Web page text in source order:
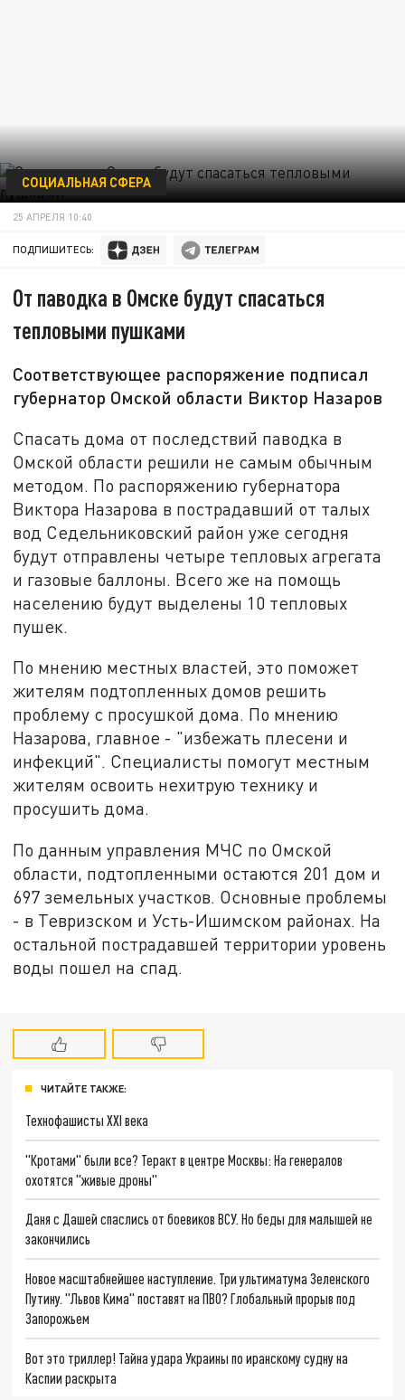
СОЦИАЛЬНАЯ СФЕРА
25 АПРЕЛЯ 10:40
ПОДПИШИТЕСЬ:
От паводка в Омске будут спасаться
тепловыми пушками
Соответствующее распоряжение подписал
губернатор Омской области Виктор Назаров
Спасать дома от последствий паводка в
Омской области решили не самым обычным
методом. По распоряжению губернатора
Виктора Назарова в пострадавший от талых
вод Седельниковский район уже сегодня
будут отправлены четыре тепловых агрегата
и газовые баллоны. Всего же на помощь
населению будут выделены 10 тепловых
пушек.
По мнению местных властей, это поможет
жителям подтопленных домов решить
проблему с просушкой дома. По мнению
Назарова, главное - "избежать плесени и
инфекций". Специалисты помогут местным
жителям освоить нехитрую технику и
просушить дома.
По данным управления МЧС по Омской
области, подтопленными остаются 201 дом и
697 земельных участков. Основные проблемы
- в Тевризском и Усть-Ишимском районах. На
остальной пострадавшей территории уровень
воды пошел на спад.
ЧИТАЙТЕ ТАКЖЕ:
Технофашисты XXI века
"Кротами" были все? Теракт в центре Москвы: На генералов
охотятся "живые дроны"
Даня с Дашей спаслись от боевиков ВСУ. Но беды для малышей не
закончились
Новое масштабнейшее наступление. Три ультиматума Зеленского
Путину. "Львов Кима" поставят на ПВО? Глобальный прорыв под
Запорожьем
Вот это триллер! Тайна удара Украины по иранскому судну на
Каспии раскрыта